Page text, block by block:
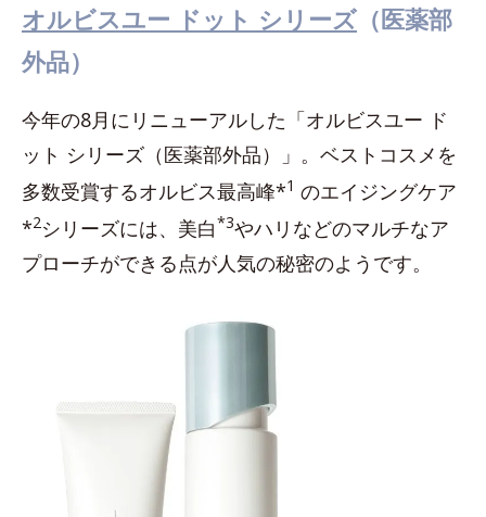
オルビスユー ドット シリーズ （医薬部
外品）
今年の8月にリニューアルした「オルビスユー ド
ット シリーズ（医薬部外品）」。ベストコスメを
多数受賞するオルビス最高峰*1 のエイジングケア
*2シリーズには、美白*3やハリなどのマルチなア
プローチができる点が人気の秘密のようです。